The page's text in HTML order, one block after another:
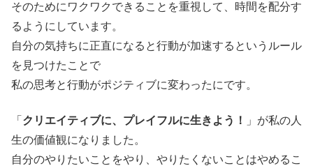
そのためにワクワクできることを重視して、時間を配分す
るようにしています。
自分の気持ちに正直になると行動が加速するというルール
を見つけたことで
私の思考と行動がポジティブに変わったにです。
「 クリエイティブに、プレイフルに生きよう！
」が私の人
生の価値観になりました。
自分のやりたいことをやり、やりたくないことはやめるこ